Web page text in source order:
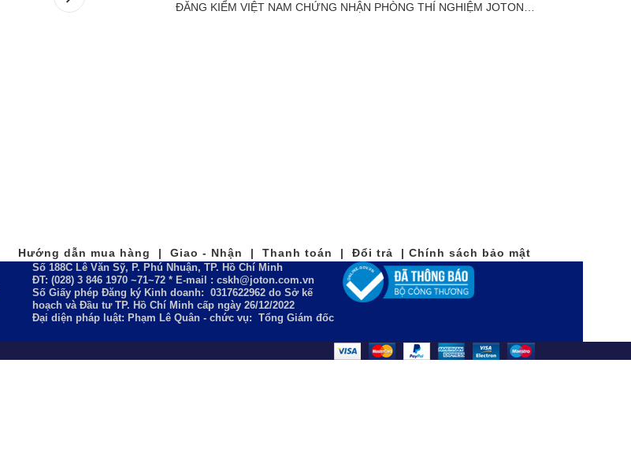
ĐĂNG KIỂM VIỆT NAM CHỨNG NHẬN PHÒNG THÍ NGHIỆM JOTON…
Hướng dẫn mua hàng | Giao - Nhận | Thanh toán | Đổi trả | Chính sách bảo mật
Số 188C Lê Văn Sỹ, P. Phú Nhuận, TP. Hồ Chí Minh
ĐT: (028) 3 846 1970 ~71~72 * E-mail : cskh@joton.com.vn
Số Giấy phép Đăng ký Kinh doanh: 0317622962 do Sở kế
hoạch và Đầu tư TP. Hồ Chí Minh cấp ngày 26/12/2022
Đại diện pháp luật: Phạm Lê Quân - chức vụ: Tổng Giám đốc